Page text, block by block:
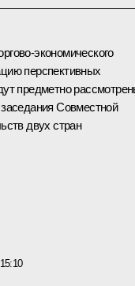
экономического
перспективных
предметно
Совместной
двух стран